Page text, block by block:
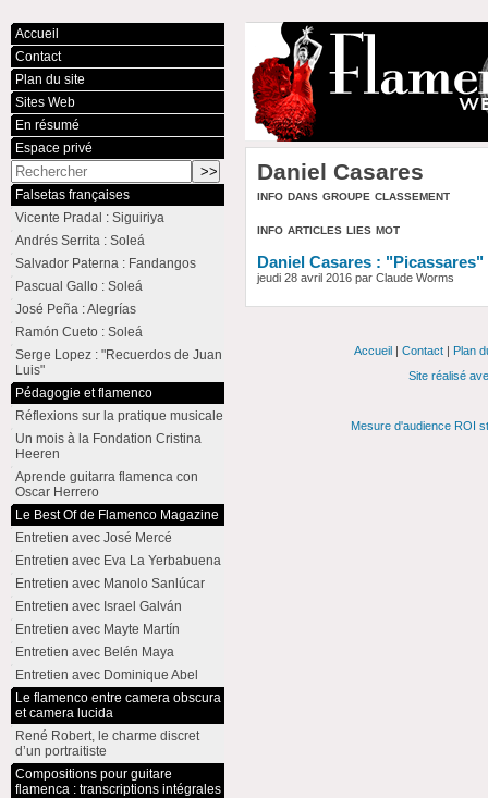
Daniel Casares
info dans groupe classement
info articles lies mot
Daniel Casares : "Picassares"
jeudi 28 avril 2016 par Claude Worms
Accueil
Contact
Plan du site
Sites Web
En résumé
Espace privé
Falsetas françaises
Vicente Pradal : Siguiriya
Andrés Serrita : Soleá
Salvador Paterna : Fandangos
Pascual Gallo : Soleá
José Peña : Alegrías
Ramón Cueto : Soleá
Serge Lopez : "Recuerdos de Juan
Luis"
Pédagogie et flamenco
Réflexions sur la pratique musicale
Un mois à la Fondation Cristina
Heeren
Aprende guitarra flamenca con
Oscar Herrero
Le Best Of de Flamenco Magazine
Entretien avec José Mercé
Entretien avec Eva La Yerbabuena
Entretien avec Manolo Sanlúcar
Entretien avec Israel Galván
Entretien avec Mayte Martín
Entretien avec Belén Maya
Entretien avec Dominique Abel
Le flamenco entre camera obscura
et camera lucida
René Robert, le charme discret
d’un portraitiste
Compositions pour guitare
flamenca : transcriptions intégrales
Accueil| Contact| Plan
Site réalisé
Mesure d'audience ROI